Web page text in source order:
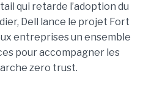
qui retarde l’adoption du
Dell lance le projet Fort
entreprises un ensemble
pour accompagner les
zero trust.